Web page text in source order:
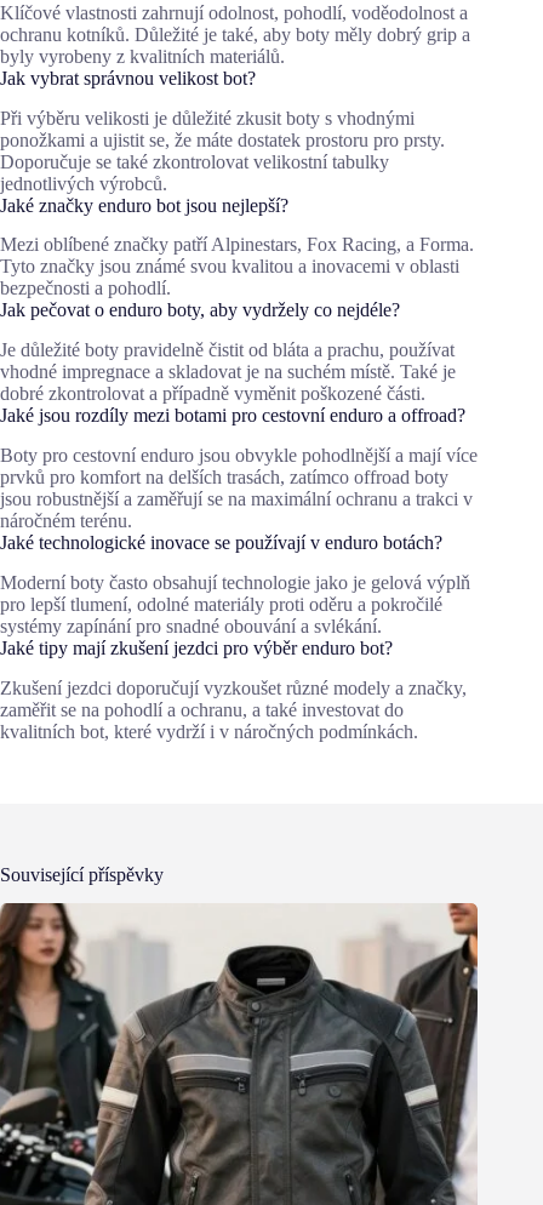
Klíčové vlastnosti zahrnují odolnost, pohodlí, voděodolnost a
ochranu kotníků. Důležité je také, aby boty měly dobrý grip a
byly vyrobeny z kvalitních materiálů.
Jak vybrat správnou velikost bot?
Při výběru velikosti je důležité zkusit boty s vhodnými
ponožkami a ujistit se, že máte dostatek prostoru pro prsty.
Doporučuje se také zkontrolovat velikostní tabulky
jednotlivých výrobců.
Jaké značky enduro bot jsou nejlepší?
Mezi oblíbené značky patří Alpinestars, Fox Racing, a Forma.
Tyto značky jsou známé svou kvalitou a inovacemi v oblasti
bezpečnosti a pohodlí.
Jak pečovat o enduro boty, aby vydržely co nejdéle?
Je důležité boty pravidelně čistit od bláta a prachu, používat
vhodné impregnace a skladovat je na suchém místě. Také je
dobré zkontrolovat a případně vyměnit poškozené části.
Jaké jsou rozdíly mezi botami pro cestovní enduro a offroad?
Boty pro cestovní enduro jsou obvykle pohodlnější a mají více
prvků pro komfort na delších trasách, zatímco offroad boty
jsou robustnější a zaměřují se na maximální ochranu a trakci v
náročném terénu.
Jaké technologické inovace se používají v enduro botách?
Moderní boty často obsahují technologie jako je gelová výplň
pro lepší tlumení, odolné materiály proti oděru a pokročilé
systémy zapínání pro snadné obouvání a svlékání.
Jaké tipy mají zkušení jezdci pro výběr enduro bot?
Zkušení jezdci doporučují vyzkoušet různé modely a značky,
zaměřit se na pohodlí a ochranu, a také investovat do
kvalitních bot, které vydrží i v náročných podmínkách.
Související příspěvky